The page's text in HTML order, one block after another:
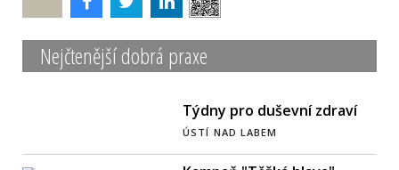
Nejčtenější dobrá praxe
Týdny pro duševní zdraví
ÚSTÍ NAD LABEM